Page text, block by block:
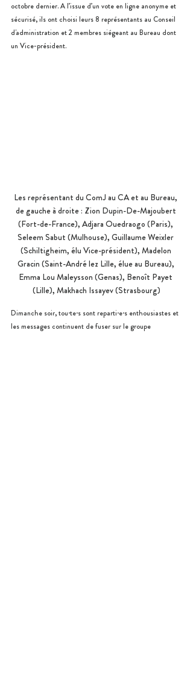
octobre dernier. A l’issue d’un vote en ligne anonyme et
sécurisé, ils ont choisi leurs 8 représentants au Conseil
d'administration et 2 membres siégeant au Bureau dont
un Vice-président.
Les représentant du ComJ au CA et au Bureau,
de gauche à droite : Zion Dupin-De-Majoubert
(Fort-de-France), Adjara Ouedraogo (Paris),
Seleem Sabut (Mulhouse), Guillaume Weixler
(Schiltigheim, élu Vice-président), Madelon
Gracin (Saint-André lez Lille, élue au Bureau),
Emma Lou Maleysson (Genas), Benoît Payet
(Lille), Makhach Issayev (Strasbourg)
Dimanche soir, tou·te·s sont reparti·e·s enthousiastes et
les messages continuent de fuser sur le groupe